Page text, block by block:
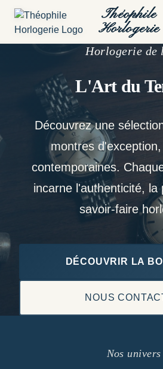
Théophile
Horlogerie
Horlogerie de
L'Art du
Découvrez une
montres
contemporaines.
incarne l'authenticité, la
savoir-faire
DÉCOUVRIR LA
NOUS
Nos univers